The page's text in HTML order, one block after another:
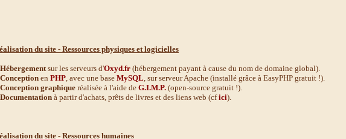
du site - Ressources physiques et logicielles
Hébergement sur les serveurs d'Oxyd.fr (hébergement payant à cause du nom de domaine global).
Conception en PHP , avec une base MySQL , sur serveur Apache (installé grâce à EasyPHP gratuit !).
Conception graphique réalisée à l'aide de G.I.M.P. (open-source gratuit !).
Documentation à partir d'achats, prêts de livres et des liens web (cfici).
du site - Ressources humaines